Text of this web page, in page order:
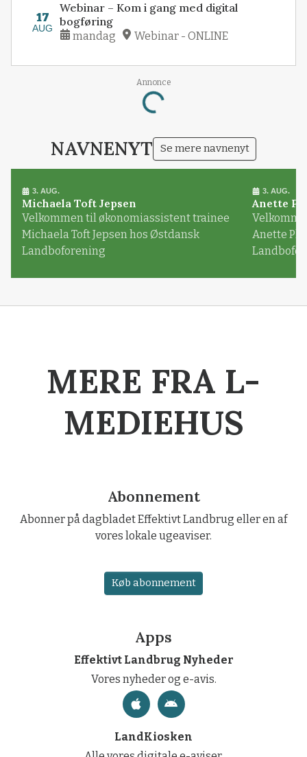
17
AUG
Webinar – Kom i gang med digital
bogføring
mandag Webinar - ONLINE
Annonce
Loading...
NAVNENYT Se mere navnenyt
3. AUG.
Michaela Toft Jepsen
Velkommen til økonomiassistent trainee
Michaela Toft Jepsen hos Østdansk
Landboforening
3. AUG.
Anette
Anette
MERE FRA L-
MEDIEHUS
Abonnement
Abonner på dagbladet Effektivt Landbrug eller en af
vores lokale ugeaviser.
Køb abonnement
Apps
Effektivt Landbrug Nyheder
Vores nyheder og e-avis.
LandKiosken